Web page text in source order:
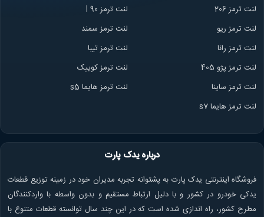
لنت ترمز 206
لنت ترمز l 90
لنت ترمز ریو
لنت ترمز سمند
لنت ترمز رانا
لنت ترمز تیبا
لنت ترمز پژو 405
لنت ترمز کوییک
لنت ترمز ساینا
لنت ترمز هایما s5
لنت ترمز هایما s7
درباره یدک پارت
فروشگاه اینترنتی یدک پارت به پشتوانه تجربه مدیران خود در زمینه توزیع قطعات
یدکی خودرو در کشور و با دلیل ارتباط مستقیم و بدون واسطه با واردکنندگان
مطرح کشور، راه اندازی شده است که در این چند سال توانسته قطعات متنوع با